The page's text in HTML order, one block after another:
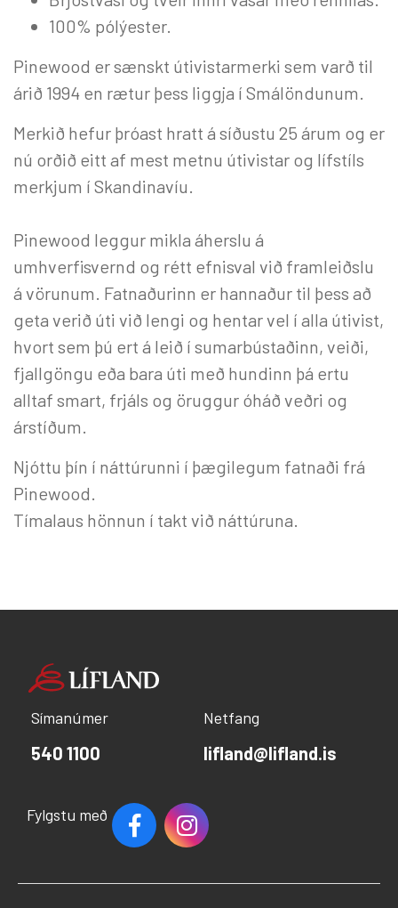
100% pólýester.
Pinewood er sænskt útivistarmerki sem varð til
árið 1994 en rætur þess liggja í Smálöndunum.
Merkið hefur þróast hratt á síðustu 25 árum og er
nú orðið eitt af mest metnu útivistar og lífstíls
merkjum í Skandinavíu.
Pinewood leggur mikla áherslu á
umhverfisvernd og rétt efnisval við framleiðslu
á vörunum. Fatnaðurinn er hannaður til þess að
geta verið úti við lengi og hentar vel í alla útivist,
hvort sem þú ert á leið í sumarbústaðinn, veiði,
fjallgöngu eða bara úti með hundinn þá ertu
alltaf smart, frjáls og öruggur óháð veðri og
árstíðum.
Njóttu þín í náttúrunni í þægilegum fatnaði frá
Pinewood.
Tímalaus hönnun í takt við náttúruna.
Símanúmer
540 1100
Netfang
lifland@lifland.is
Fylgstu með